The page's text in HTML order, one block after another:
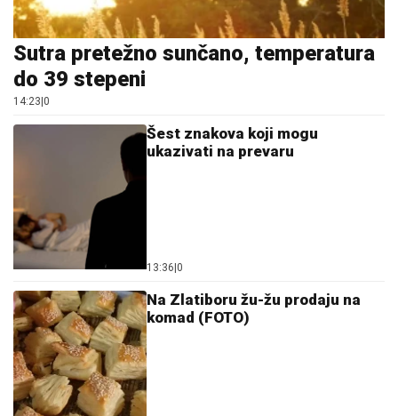
Sutra pretežno sunčano, temperatura
do 39 stepeni
14:23 0
Šest znakova koji mogu
ukazivati na prevaru
13:36 0
Na Zlatiboru žu-žu prodaju na
komad (FOTO)